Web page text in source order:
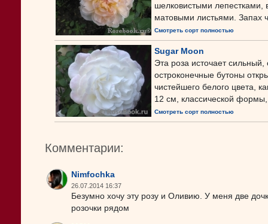
шелковистыми лепестками,
матовыми листьями. Запах
Смотреть сорт полностью
Sugar Moon
Эта роза источает
остроконечные бутоны
чистейшего белого цвета,
12 см, классической
Смотреть сорт полностью
Комментарии:
Nimfochka
26.07.2014 16:37
Безумно хочу эту розу и Оливию. У меня две
розочки рядом